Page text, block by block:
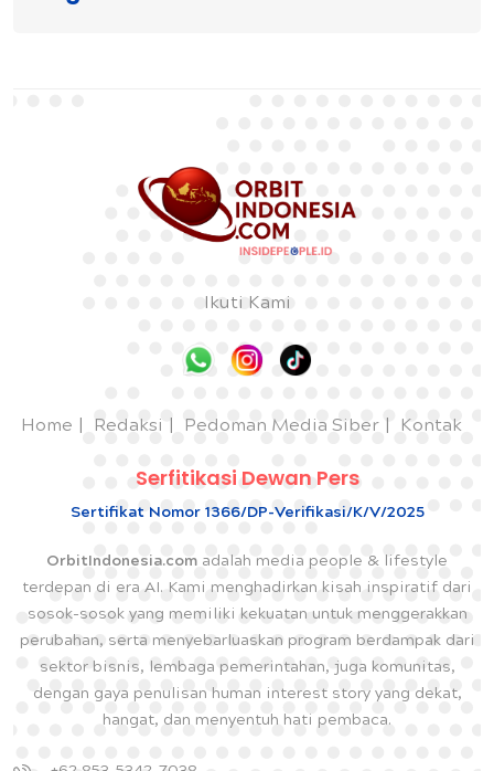
Ikuti Kami
Home Redaksi Pedoman Media Siber Kontak
Serfitikasi Dewan Pers
Sertifikat Nomor 1366/DP-Verifikasi/K/V/2025
OrbitIndonesia.com adalah media people & lifestyle
terdepan di era AI. Kami menghadirkan kisah inspiratif dari
sosok-sosok yang memiliki kekuatan untuk menggerakkan
perubahan, serta menyebarluaskan program berdampak dari
sektor bisnis, lembaga pemerintahan, juga komunitas,
dengan gaya penulisan human interest story yang dekat,
hangat, dan menyentuh hati pembaca.